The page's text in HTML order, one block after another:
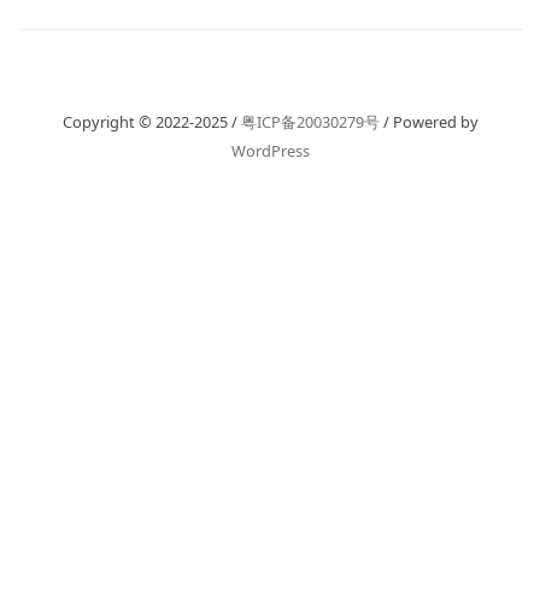
Copyright © 2022-2025 /粤ICP备20030279号/ Powered by
WordPress